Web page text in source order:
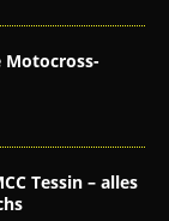
Motocross-
Tessin – alles